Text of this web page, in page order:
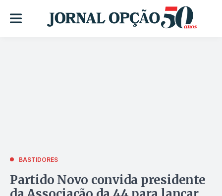
BASTIDORES
Partido Novo convida presidente